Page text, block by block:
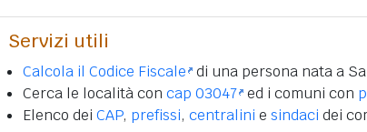
Servizi utili
Calcola il Codice Fiscale di una persona nata a
Cerca le località con cap 03047 ed i comuni con
Elenco dei CAP, prefissi, centralini e sindaci dei